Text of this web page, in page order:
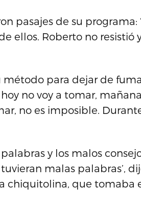
pasajes de su programa:
ellos. Roberto no resistió
para dejar de
no voy a tomar,
no es imposible.
y los malos
malas palabras’,
chiquitolina, que tomaba